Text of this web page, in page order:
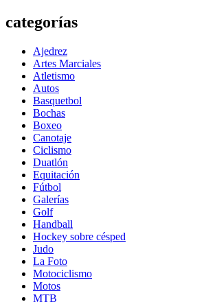
categorías
Ajedrez
Artes Marciales
Atletismo
Autos
Basquetbol
Bochas
Boxeo
Canotaje
Ciclismo
Duatlón
Equitación
Fútbol
Galerías
Golf
Handball
Hockey sobre césped
Judo
La Foto
Motociclismo
Motos
MTB